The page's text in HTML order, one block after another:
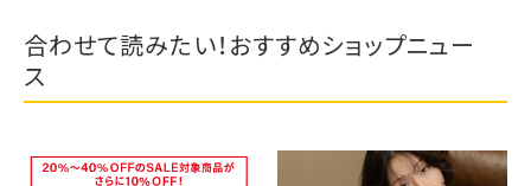
合わせて読みたい！おすすめショップニュー
ス